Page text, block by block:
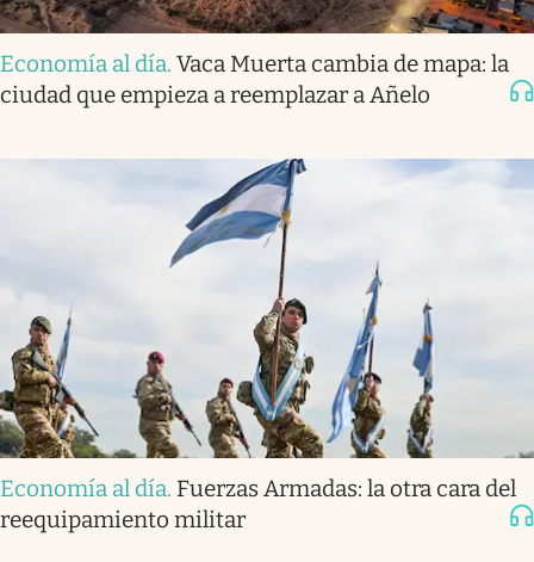
Economía al día. Vaca Muerta cambia de mapa: la
ciudad que empieza a reemplazar a Añelo
Economía al día. Fuerzas Armadas: la otra cara del
reequipamiento militar